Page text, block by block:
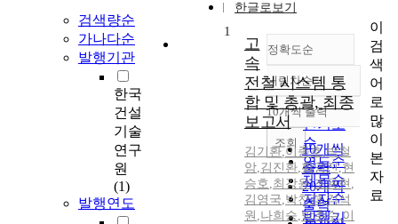
검색량순
가나다순
발행기관
한국
건설
기술
연구
원
(1)
발행연도
한글로보기
정확도순
정확도
순
인기도
순
연도순
제목순
저자순
발행기
내림차순
내림차순
10개씩 출력
10개씩
출력
20개씩
출력
조회
1
고
속
전철 시스템 통
합 및 총괄, 최종
보고서
김기환,이종호,박철
암,김진환,황영진,현
승호,최강윤,조용현 ,
김영국,박찬경,김석
원 ,나희승,박춘수,이
이
검
색
어
로
많
이
본
자
료